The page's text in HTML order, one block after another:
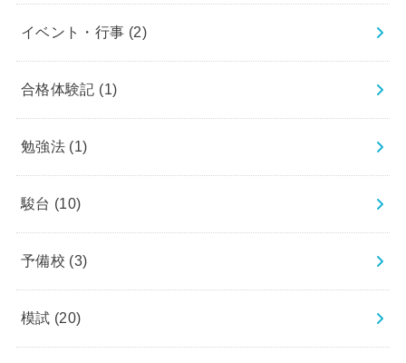
イベント・行事 (2)
合格体験記 (1)
勉強法 (1)
駿台 (10)
予備校 (3)
模試 (20)